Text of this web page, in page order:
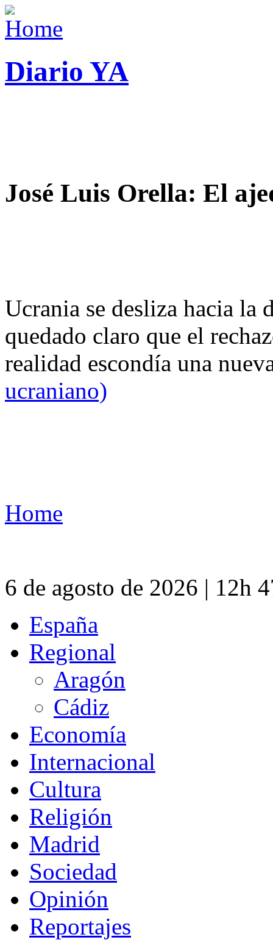
Diario YA
José Luis Orella: El
Ucrania se desliza hacia
quedado claro que el
realidad escondía una
ucraniano)
Home
6 de agosto de 2026 | 12h
España
Regional
Aragón
Cádiz
Economía
Internacional
Cultura
Religión
Madrid
Sociedad
Opinión
Reportajes